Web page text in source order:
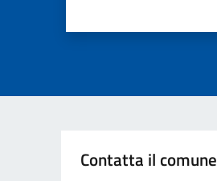
Contatta il comune